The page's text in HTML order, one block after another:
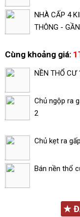
NHÀ CẤP 4
THÔNG -
Cùng khoảng giá:
NỀN THỔ CƯ
Chủ ngộp ra
2
Chủ kẹt ra
Bán nền thổ
★